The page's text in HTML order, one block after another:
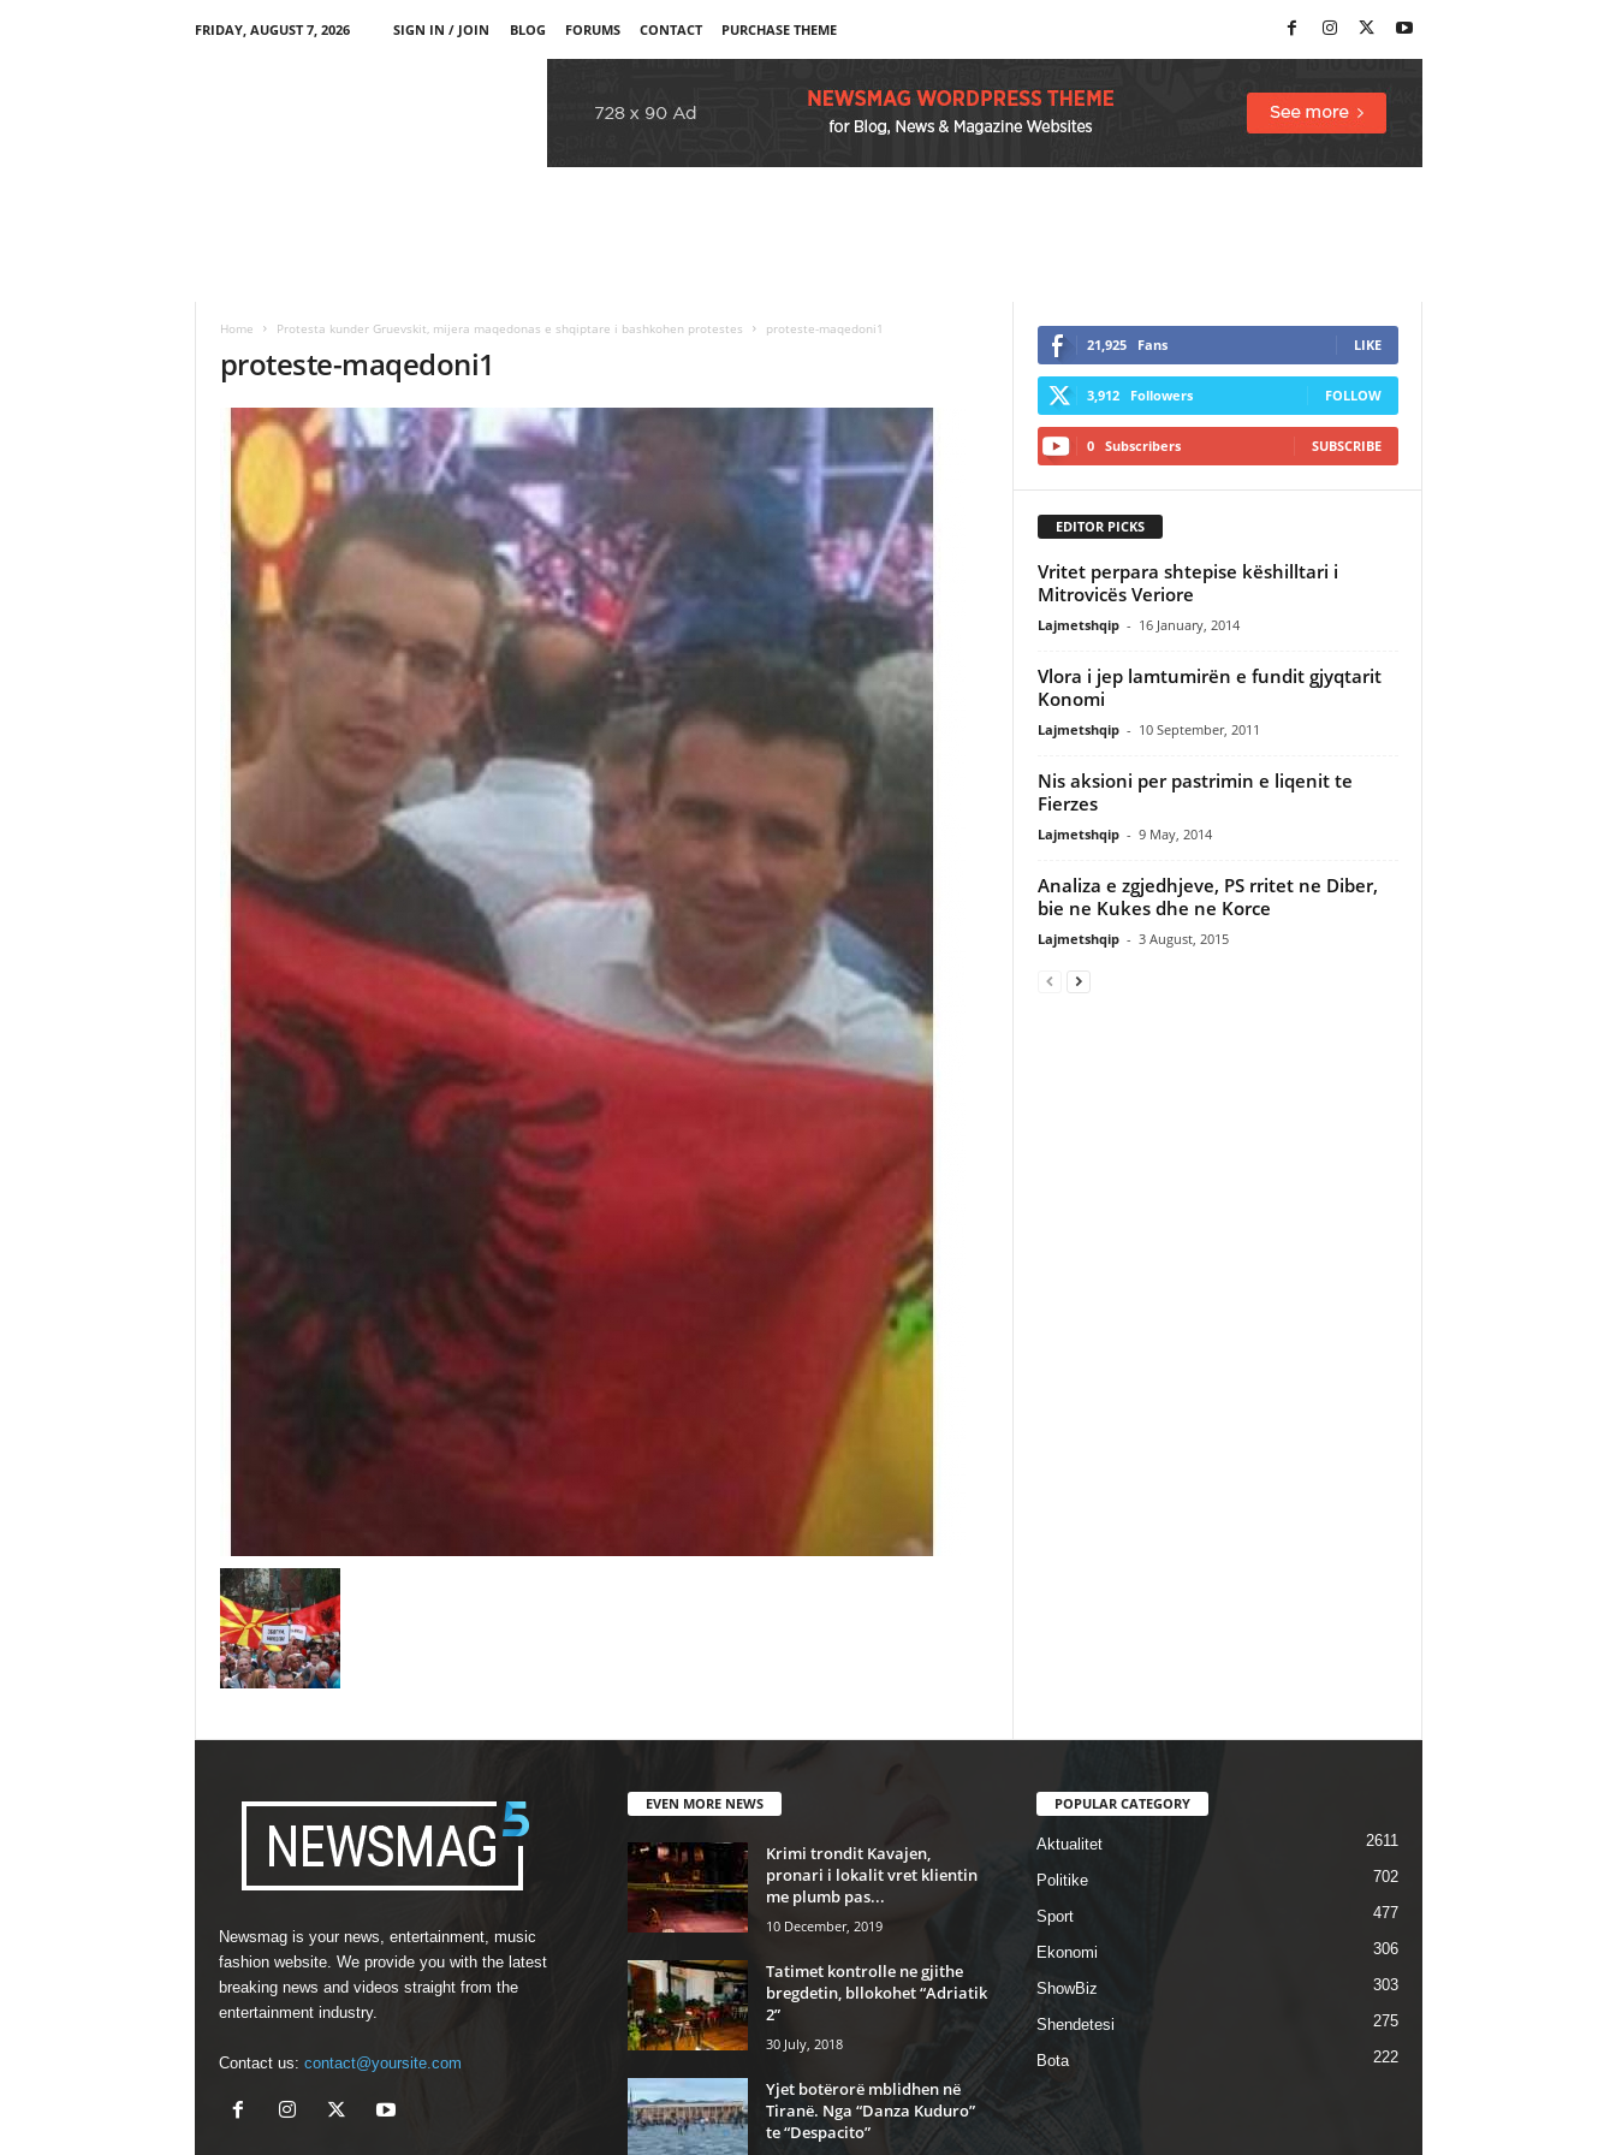
FRIDAY, AUGUST 7, 2026 SIGN IN / JOIN BLOG FORUMS CONTACT PURCHASE THEME
Home Protesta kunder Gruevskit, mijera maqedonas e shqiptare i bashkohen protestes proteste-maqedoni1
proteste-maqedoni1 21,925 Fans LIKE
3,912 Followers FOLLOW
0 Subscribers SUBSCRIBE
EDITOR PICKS
Vritet perpara shtepise këshilltari i
Mitrovicës Veriore
Lajmetshqip - 16 January, 2014
Vlora i jep lamtumirën e fundit gjyqtarit
Konomi
Lajmetshqip - 10 September, 2011
Nis aksioni per pastrimin e liqenit te
Fierzes
Lajmetshqip - 9 May, 2014
Analiza e zgjedhjeve, PS rritet ne Diber,
bie ne Kukes dhe ne Korce
Lajmetshqip - 3 August, 2015
Newsmag is your news, entertainment, music
fashion website. We provide you with the latest
breaking news and videos straight from the
entertainment industry.
Contact us: contact@yoursite.com
EVEN MORE NEWS
Krimi trondit Kavajen,
pronari i lokalit vret klientin
me plumb pas...
10 December, 2019
Tatimet kontrolle ne gjithe
bregdetin, bllokohet “Adriatik
2”
30 July, 2018
Yjet botërorë mblidhen në
Tiranë. Nga “Danza Kuduro”
te “Despacito”
POPULAR CATEGORY
Aktualitet 2611
Politike 702
Sport 477
Ekonomi 306
ShowBiz 303
Shendetesi 275
Bota 222